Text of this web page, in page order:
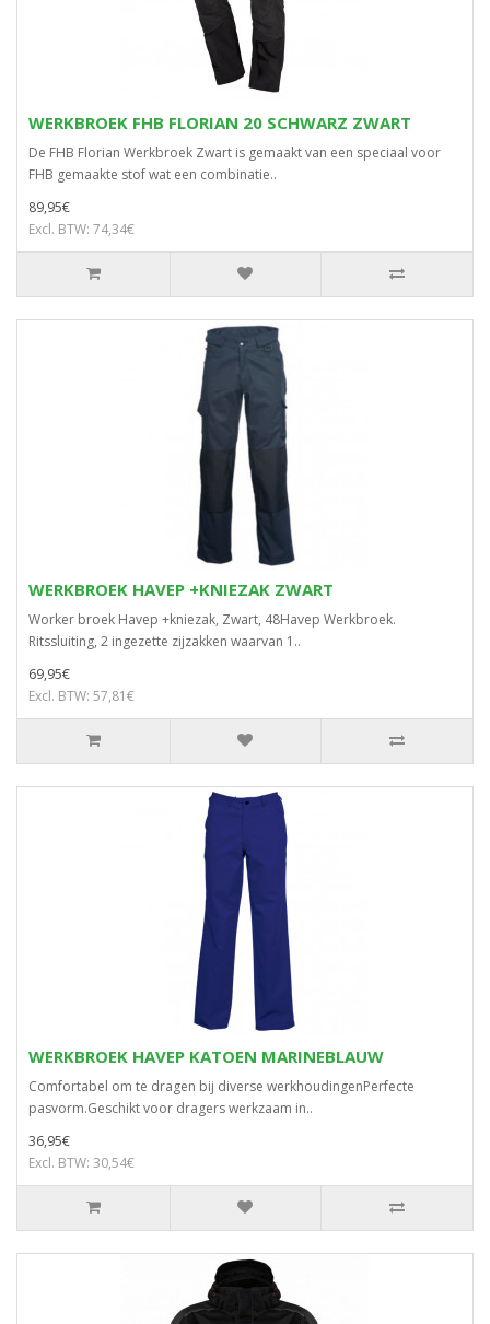
WERKBROEK FHB FLORIAN 20 SCHWARZ ZWART
De FHB Florian Werkbroek Zwart is gemaakt van een speciaal voor
FHB gemaakte stof wat een combinatie..
89,95€
Excl. BTW: 74,34€
WERKBROEK HAVEP +KNIEZAK ZWART
Worker broek Havep +kniezak, Zwart, 48Havep Werkbroek.
Ritssluiting, 2 ingezette zijzakken waarvan 1..
69,95€
Excl. BTW: 57,81€
WERKBROEK HAVEP KATOEN MARINEBLAUW
Comfortabel om te dragen bij diverse werkhoudingenPerfecte
pasvorm.Geschikt voor dragers werkzaam in..
36,95€
Excl. BTW: 30,54€